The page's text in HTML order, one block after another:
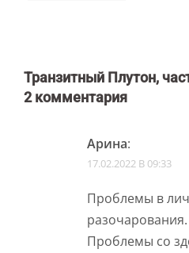
Транзитный Плутон,
2 комментария
Арина:
17.02.2022 В 09:33
Проблемы в
Проблемы со